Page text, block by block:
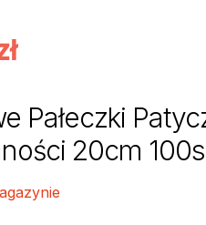
Pałeczki
20cm